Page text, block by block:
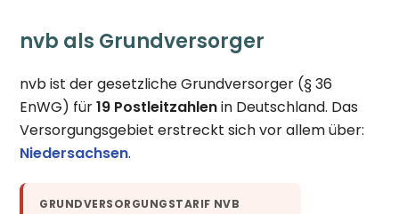
nvb als Grundversorger
nvb ist der gesetzliche Grundversorger (§ 36
EnWG) für19 Postleitzahlenin Deutschland. Das
Versorgungsgebiet erstreckt sich vor allem über:
Niedersachsen.
GRUNDVERSORGUNGSTARIF NVB